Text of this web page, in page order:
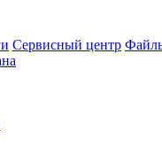
Сервисный центр